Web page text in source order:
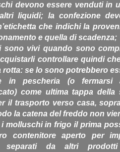
devono essere venduti in
liquidi; la confezione
che indichi la
e quella di scadenza;
sono vivi quando sono
controllare quindi
rotta: se lo sono potrebbero
in pescheria (o
come ultima tappa
il trasporto verso casa,
la catena del freddo non
i molluschi in frigo il prima
contenitore aperto per
separati da altri